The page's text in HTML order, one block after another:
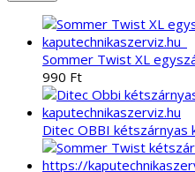
Sommer Twist XL
990 Ft
Ditec OBBI kétszárnyas